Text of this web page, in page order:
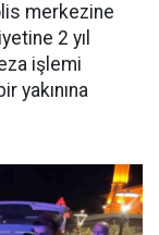
merkezine
2 yıl
işlemi
yakınına